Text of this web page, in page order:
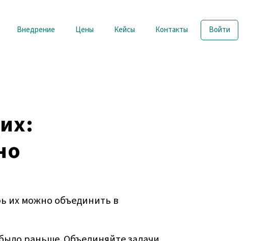
Внедрение Цены Кейсы Контакты Войти
их можно объединить в